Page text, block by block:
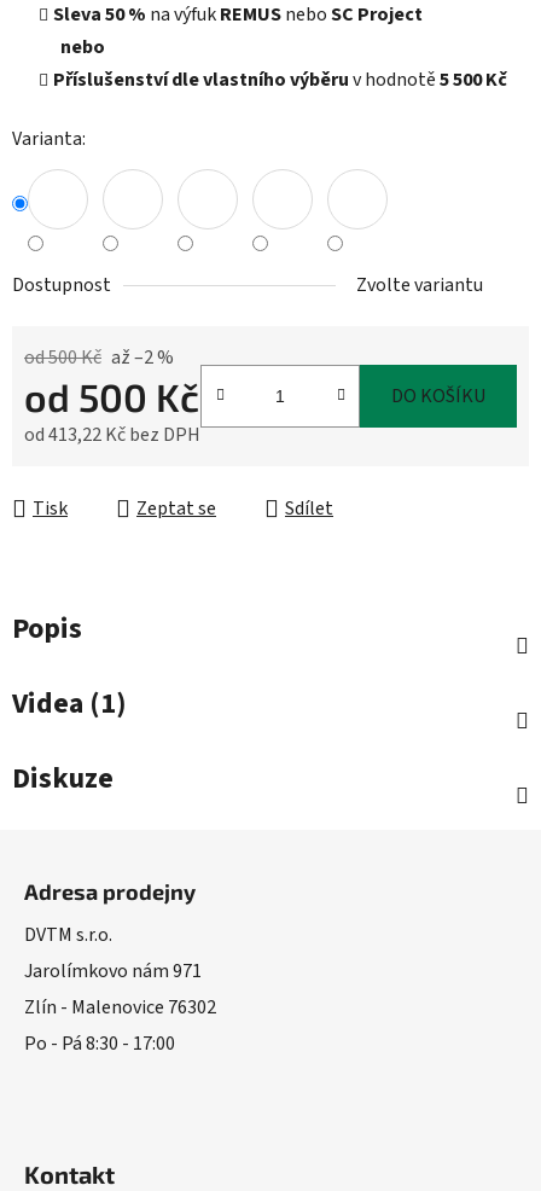
Sleva 50 % na výfukREMUSneboSC Project
nebo
Příslušenství dle vlastního výběruv hodnotě5 500 Kč
Varianta:
Dostupnost Zvolte variantu
od 500 Kč až –2 %
od 500 Kč
od413,22 Kčbez DPH
DO KOŠÍKU
Tisk Zeptat se Sdílet
Popis
Videa (1)
Diskuze
Adresa prodejny
DVTM s.r.o.
Jarolímkovo nám 971
Zlín - Malenovice 76302
Po - Pá 8:30 - 17:00
Kontakt